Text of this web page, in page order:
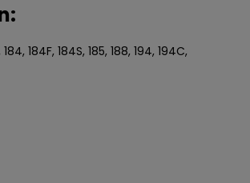
184F, 184S, 185, 188, 194, 194C,